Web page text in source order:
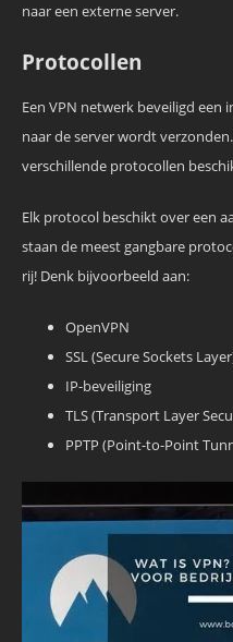
naar een externe server.
Protocollen
Een VPN netwerk beveiligd
naar de server wordt
verschillende protocollen
Elk protocol beschikt over een
staan de meest gangbare
rij! Denk bijvoorbeeld aan:
OpenVPN
SSL (Secure Sockets
IP-beveiliging
TLS (Transport Layer
PPTP (Point-to-Point